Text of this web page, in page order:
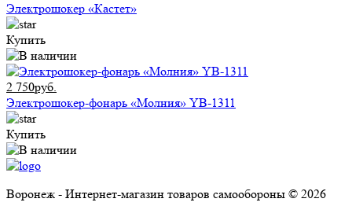
Электрошокер «Кастет»
Купить
2 750руб.
Электрошокер-фонарь «Молния» YB-1311
Купить
Воронеж - Интернет-магазин товаров самообороны © 2026